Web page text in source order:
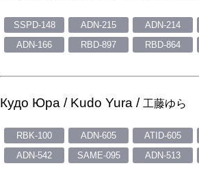
SSPD-148 ADN-215 ADN-214
ADN-166
RBD-897 RBD-864
Кудо Юра / Kudo Yura / 工藤ゆら
RBK-100 ADN-605 ATID-605
ADN-542
SAME-095 ADN-513